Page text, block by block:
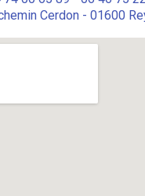
Cerdon - 01600